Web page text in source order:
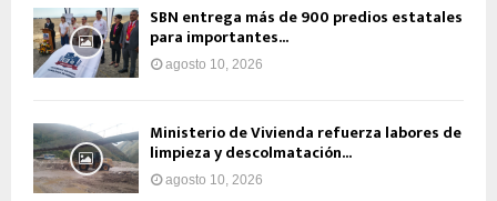
SBN entrega más de 900 predios estatales
para importantes...
agosto 10, 2026
Ministerio de Vivienda refuerza labores de
limpieza y descolmatación...
agosto 10, 2026